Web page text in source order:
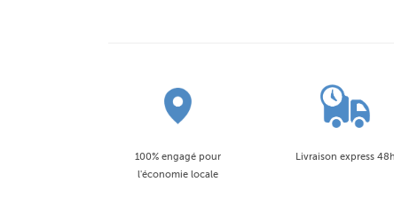
100% engagé pour
l'économie locale
Livraison express 48h